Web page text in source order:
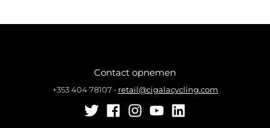
Contact opnemen
+353 404 78107 • retail@cigalacycling.com